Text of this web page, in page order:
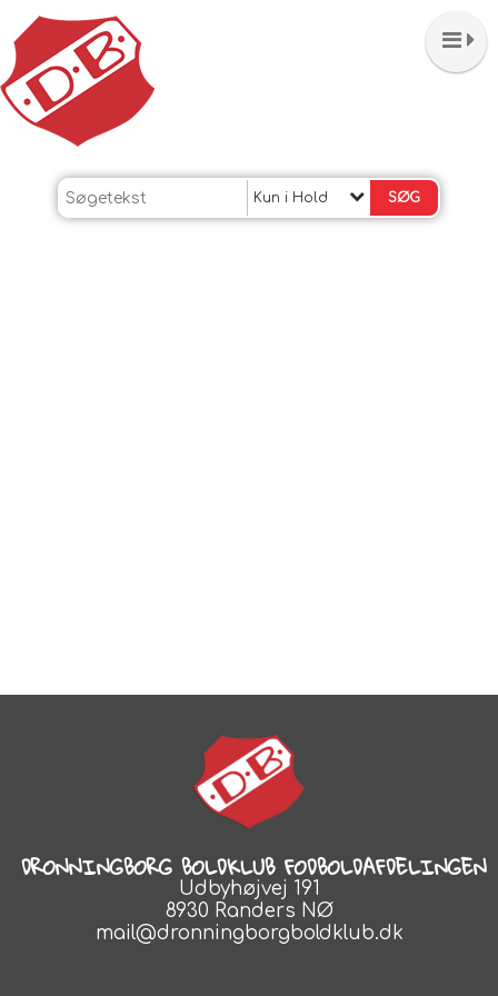
Kun i Hold
DRONNINGBORG BOLDKLUB FODBOLDAFDELINGEN
Udbyhøjvej 191
8930 Randers NØ
mail@dronningborgboldklub.dk